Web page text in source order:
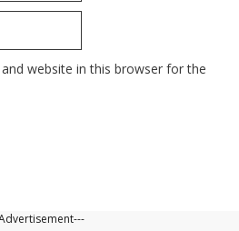
website in this browser for the